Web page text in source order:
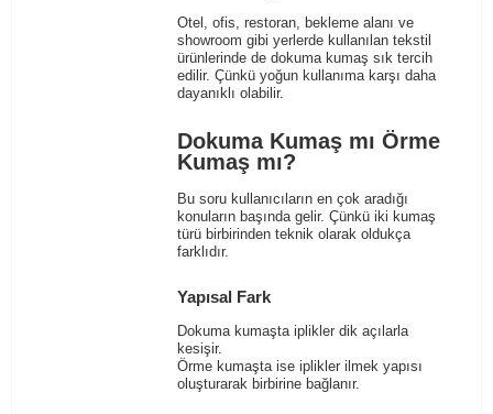
Otel, ofis, restoran, bekleme alanı ve
showroom gibi yerlerde kullanılan tekstil
ürünlerinde de dokuma kumaş sık tercih
edilir. Çünkü yoğun kullanıma karşı daha
dayanıklı olabilir.
Dokuma Kumaş mı Örme
Kumaş mı?
Bu soru kullanıcıların en çok aradığı
konuların başında gelir. Çünkü iki kumaş
türü birbirinden teknik olarak oldukça
farklıdır.
Yapısal Fark
Dokuma kumaşta iplikler dik açılarla
kesişir.
Örme kumaşta ise iplikler ilmek yapısı
oluşturarak birbirine bağlanır.